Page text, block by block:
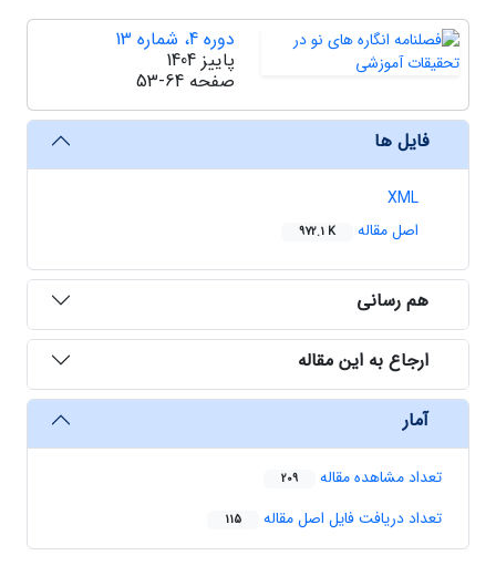
دوره 4، شماره 13
پاییز 1404
صفحه 53-64
فایل ها
XML
اصل مقاله
972.1 K
هم رسانی
ارجاع به این مقاله
آمار
تعداد مشاهده مقاله 209
تعداد دریافت فایل اصل مقاله 115